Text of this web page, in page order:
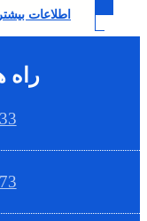
اطلاعات بیشتر
راه